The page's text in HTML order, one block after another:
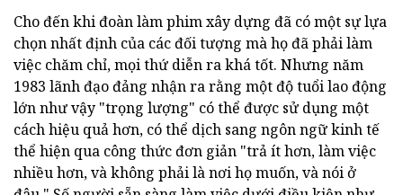
Cho đến khi đoàn làm phim xây dựng đã có một sự lựa
chọn nhất định của các đối tượng mà họ đã phải làm
việc chăm chỉ, mọi thứ diễn ra khá tốt. Nhưng năm
1983 lãnh đạo đảng nhận ra rằng một độ tuổi lao động
lớn như vậy "trọng lượng" có thể được sử dụng một
cách hiệu quả hơn, có thể dịch sang ngôn ngữ kinh tế
thể hiện qua công thức đơn giản "trả ít hơn, làm việc
nhiều hơn, và không phải là nơi họ muốn, và nói ở